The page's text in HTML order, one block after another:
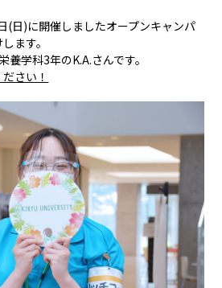
(日)に開催しましたオープンキャンパ
ます。
学科3年のK.A.さんです。
さい！